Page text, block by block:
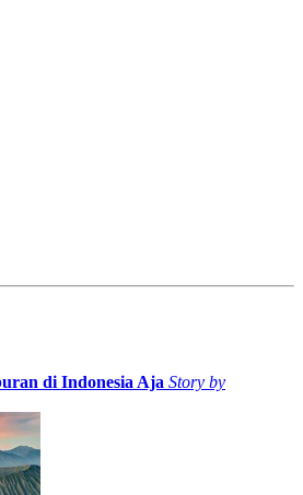
di Indonesia Aja Story by